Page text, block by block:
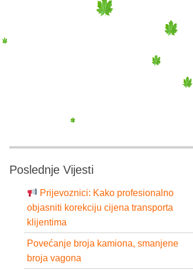
Poslednje Vijesti
Prijevoznici: Kako profesionalno
objasniti korekciju cijena transporta
klijentima
Povećanje broja kamiona, smanjene
broja vagona